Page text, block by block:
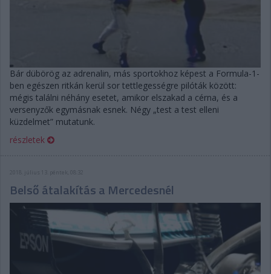
Bár dübörög az adrenalin, más sportokhoz képest a Formula-1-
ben egészen ritkán kerül sor tettlegességre pilóták között:
mégis találni néhány esetet, amikor elszakad a cérna, és a
versenyzők egymásnak esnek. Négy „test a test elleni
küzdelmet” mutatunk.
részletek
2018. július 13. péntek, 08:32
Belső átalakítás a Mercedesnél